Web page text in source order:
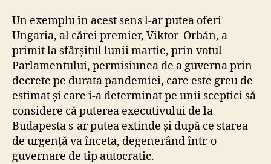
Un exemplu în acest sens l-ar putea oferi
Ungaria, al cărei premier, Viktor Orbán, a
primit la sfârșitul lunii martie, prin votul
Parlamentului, permisiunea de a guverna prin
decrete pe durata pandemiei, care este greu de
estimat și care i-a determinat pe unii sceptici să
considere că puterea executivului de la
Budapesta s-ar putea extinde și după ce starea
de urgență va înceta, degenerând într-o
guvernare de tip autocratic.